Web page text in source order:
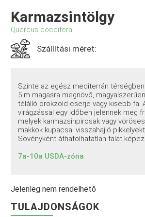
Karmazsintölgy
Quercus coccifera
Szállítási méret:
Szinte az egész mediterrán
5 m magasra megnövő,
télálló örökzöld cserje vagy kisebb fa.
virágzással egy időben jelennek meg
melyek karmazsinpirosak vagy
makkok kupacsai visszahajló
Sövényként áthatolhatatlan falat képez.
7a-10a USDA-zóna
Jelenleg nem rendelhető
TULAJDONSÁGOK